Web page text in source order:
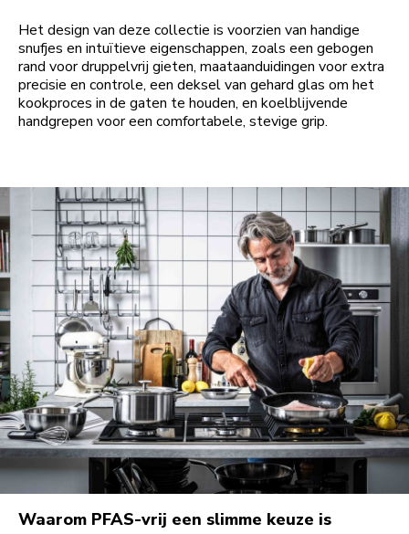
Het design van deze collectie is voorzien van handige
snufjes en intuïtieve eigenschappen, zoals een gebogen
rand voor druppelvrij gieten, maataanduidingen voor extra
precisie en controle, een deksel van gehard glas om het
kookproces in de gaten te houden, en koelblijvende
handgrepen voor een comfortabele, stevige grip.
Waarom PFAS-vrij een slimme keuze is